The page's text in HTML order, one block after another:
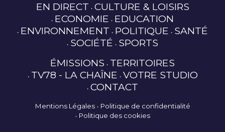
EN DIRECT CULTURE & LOISIRS
ECONOMIE EDUCATION
ENVIRONNEMENT POLITIQUE SANTÉ
SOCIÉTÉ SPORTS
ÉMISSIONS TERRITOIRES
TV78 - LA CHAÎNE VOTRE STUDIO
CONTACT
Mentions Légales
Politique de confidentialité
Politique des cookies